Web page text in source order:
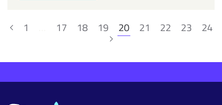
1 17 18 19 20 21 22 23 24